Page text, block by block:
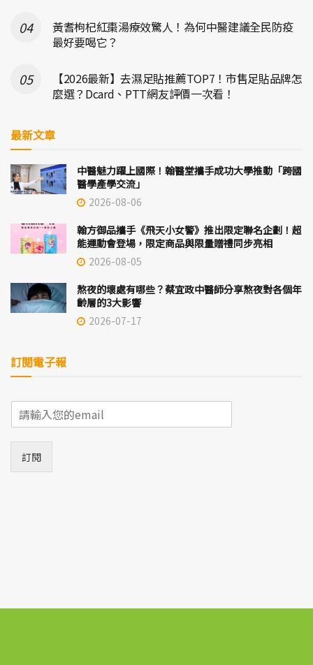
黃耆枸杞紅棗湯療效驚人！為何中醫建議全民防疫
最好要喝它？
【2026最新】去濕足貼推薦TOP7！市售足貼品牌怎
麼選？Dcard、PTT網友評價一次看！
最新文章
中醫魅力躍上國際！翰醫堂攜手成功大學推動「跨國
醫學產學交流」
2026-08-06
翰方御品攜手《飛天小女警》推出限定聯名企劃！超
能運動會登場，限定商品與限量贈禮同步亮相
2026-08-05
熬夜的壞處有哪些？蔡宜政中醫師分享熬夜對各個年
齡層的3大影響
2026-07-17
訂閱電子報
E
m
*
訂閱